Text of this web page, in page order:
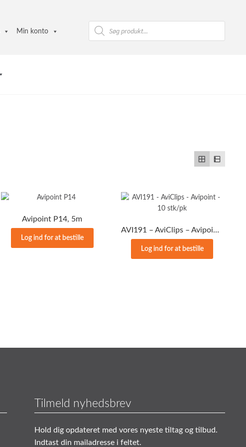
Min konto
Products
search
Avipoint P14, 5m
Log ind for at bestille
AVI191 – AviClips – Avipoint – 10 stk/pk
Log ind for at bestille
Tilmeld nyhedsbrev
Hold dig opdateret med vores nyeste tiltag og tilbud.
Indtast din mailadresse i feltet.